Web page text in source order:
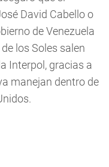
David Cabello o
de Venezuela
los Soles salen
Interpol, gracias a
manejan dentro de